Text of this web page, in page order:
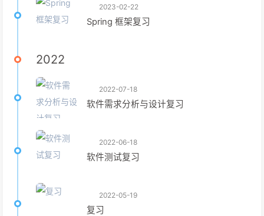
2023-02-22
Spring 框架复习
2022
2022-07-18
软件需求分析与设计复习
2022-06-18
软件测试复习
2022-05-19
复习